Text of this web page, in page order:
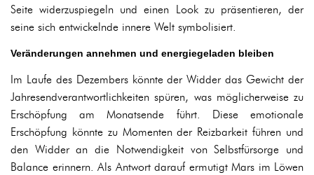
Seite widerzuspiegeln und einen Look zu präsentieren, der
seine sich entwickelnde innere Welt symbolisiert.
Veränderungen annehmen und energiegeladen bleiben
Im Laufe des Dezembers könnte der Widder das Gewicht der
Jahresendverantwortlichkeiten spüren, was möglicherweise zu
Erschöpfung am Monatsende führt. Diese emotionale
Erschöpfung könnte zu Momenten der Reizbarkeit führen und
den Widder an die Notwendigkeit von Selbstfürsorge und
Balance erinnern. Als Antwort darauf ermutigt Mars im Löwen